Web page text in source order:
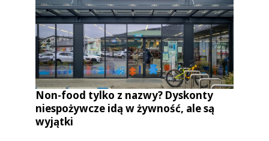
Non-food tylko z nazwy? Dyskonty
niespożywcze idą w żywność, ale są
wyjątki